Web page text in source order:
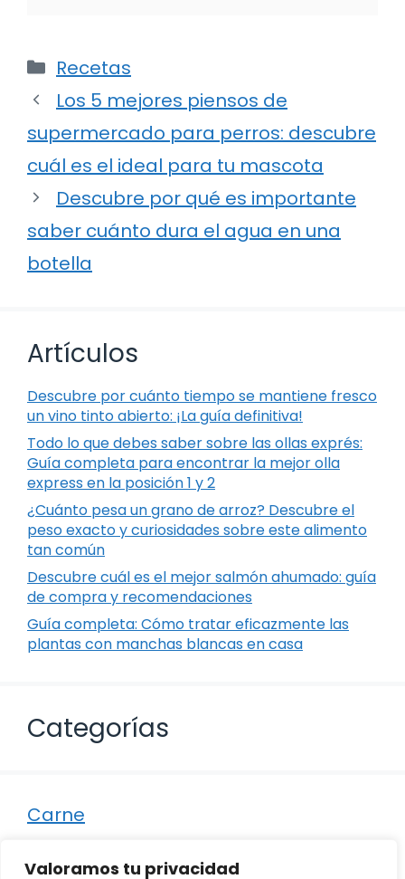
Valoramos tu privacidad
Categorías
Recetas
Los 5 mejores piensos de
supermercado para perros: descubre
cuál es el ideal para tu mascota
Descubre por qué es importante
saber cuánto dura el agua en una
botella
Artículos
Descubre por cuánto tiempo se mantiene fresco
un vino tinto abierto: ¡La guía definitiva!
Todo lo que debes saber sobre las ollas exprés:
Guía completa para encontrar la mejor olla
express en la posición 1 y 2
¿Cuánto pesa un grano de arroz? Descubre el
peso exacto y curiosidades sobre este alimento
tan común
Descubre cuál es el mejor salmón ahumado: guía
de compra y recomendaciones
Guía completa: Cómo tratar eficazmente las
plantas con manchas blancas en casa
Categorías
Carne